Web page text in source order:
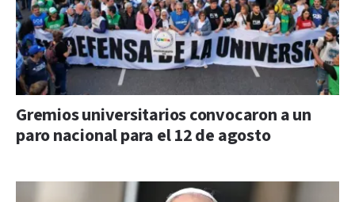
Gremios universitarios convocaron a un
paro nacional para el 12 de agosto